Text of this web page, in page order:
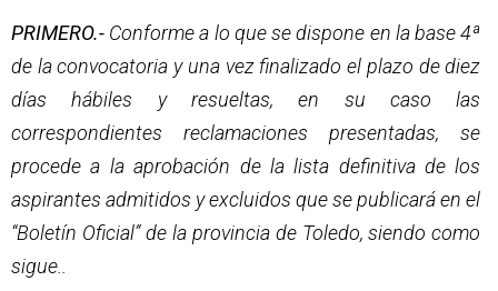
PRIMERO.- Conforme a lo que se dispone en la base 4ª
de la convocatoria y una vez finalizado el plazo de diez
días hábiles y resueltas, en su caso las
correspondientes reclamaciones presentadas, se
procede a la aprobación de la lista definitiva de los
aspirantes admitidos y excluidos que se publicará en el
“Boletín Oficial” de la provincia de Toledo, siendo como
sigue..